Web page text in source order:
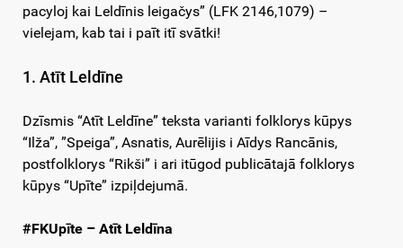
pacyloj kai Leldīnis leigačys” (LFK 2146,1079) –
vielejam, kab tai i paīt itī svātki!
1. Atīt Leldīne
Dzīsmis “Atīt Leldīne” teksta varianti folklorys kūpys
“Ilža”, ”Speiga”, Asnatis, Aurēlijis i Aīdys Rancānis,
postfolklorys “Rikši” i ari itūgod publicātajā folklorys
kūpys “Upīte” izpiļdejumā.
#FKUpīte – Atīt Leldīna